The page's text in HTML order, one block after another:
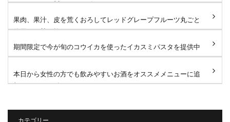
たまりません🐻 #タローズ...
果肉、果汁、皮を荒くおろしてレッドグレープフルーツ丸ごと
使用した甘さ控えめなサワ...
期間限定で今が旬のコウイカを使ったイカスミパスタを提供中
です！たっぷりのコウイカ...
本日から女性の方でも飲みやすいお酒をオススメメニューに追
加しました！ 鬼おろしサ...
カテゴリー